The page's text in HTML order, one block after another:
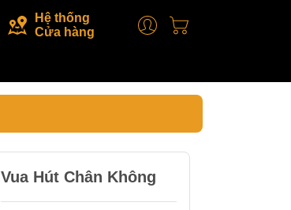
Hệ thống
Cửa hàng
Vua Hút Chân Không